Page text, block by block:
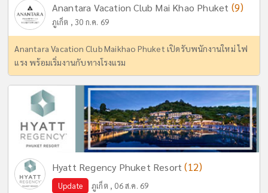
Anantara Vacation Club Mai Khao Phuket (9)
ภูเก็ต , 30 ก.ค. 69
Anantara Vacation Club Maikhao Phuket เปิดรับพนักงานใหม่ ไฟ
แรง พร้อมเริ่มงานกับทางโรงแรม
Hyatt Regency Phuket Resort(12)
Update ภูเก็ต , 06 ส.ค. 69